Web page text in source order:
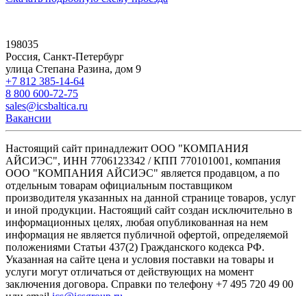
198035
Россия, Санкт-Петербург
улица Степана Разина, дом 9
+7 812 385-14-64
8 800 600-72-75
sales@icsbaltica.ru
Вакансии
Настоящий сайт принадлежит ООО "КОМПАНИЯ
АЙСИЭС", ИНН 7706123342 / КПП 770101001, компания
ООО "КОМПАНИЯ АЙСИЭС" является продавцом, а по
отдельным товарам официальным поставщиком
производителя указанных на данной странице товаров, услуг
и иной продукции. Настоящий сайт создан исключительно в
информационных целях, любая опубликованная на нем
информация не является публичной офертой, определяемой
положениями Статьи 437(2) Гражданского кодекса РФ.
Указанная на сайте цена и условия поставки на товары и
услуги могут отличаться от действующих на момент
заключения договора. Справки по телефону +7 495 720 49 00